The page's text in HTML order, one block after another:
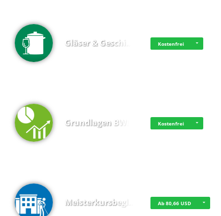
Gläser & Geschi… Kostenfrei
Grundlagen BWL Kostenfrei
Meisterkursbegl… Ab 80,66 USD